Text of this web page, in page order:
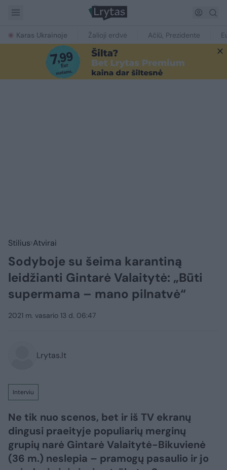
Karas Ukrainoje Žalioji erdvė Ačiū, Prezidente
Stilius Atvirai
Sodyboje su šeima karantiną
leidžianti Gintarė Valaitytė: „Būti
supermama – mano pilnatvė“
2021 m. vasario 13 d. 06:47
Lrytas.lt
Interviu
Ne tik nuo scenos, bet ir iš TV ekranų
dingusi praeityje populiarių merginų
grupių narė Gintarė Valaitytė-Bikuvienė
(36 m.) neslepia – pramogų pasaulio ir jo